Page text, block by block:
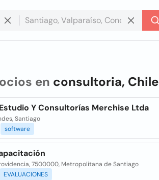
en consultoria, Chile
Y Consultorías Merchise Ltda
Santiago
software
7500000, Metropolitana de Santiago
EVALUACIONES